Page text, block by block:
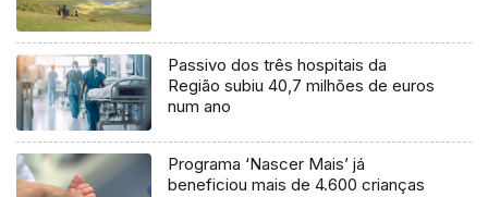
Passivo dos três hospitais da
Região subiu 40,7 milhões de euros
num ano
Programa ‘Nascer Mais’ já
beneficiou mais de 4.600 crianças